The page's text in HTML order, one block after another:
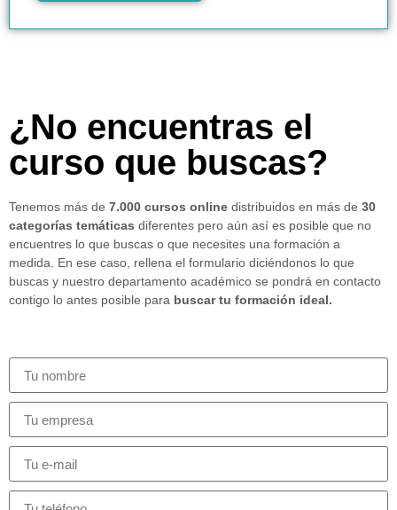
¿No encuentras el
curso que buscas?
Tenemos más de 7.000 cursos online distribuidos en más de 30
categorías temáticas diferentes pero aún así es posible que no
encuentres lo que buscas o que necesites una formación a
medida. En ese caso, rellena el formulario diciéndonos lo que
buscas y nuestro departamento académico se pondrá en contacto
contigo lo antes posible para buscar tu formación ideal.